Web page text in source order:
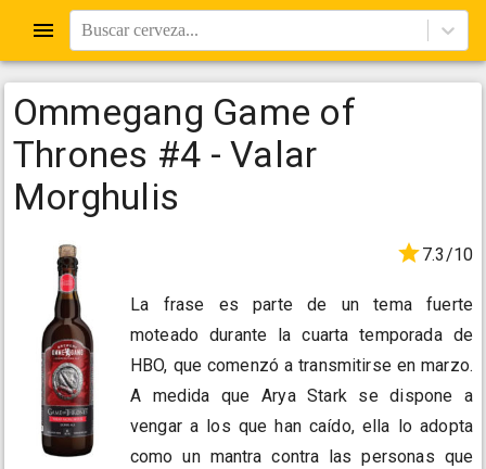
Buscar cerveza...
Ommegang Game of
Thrones #4 - Valar
Morghulis
7.3/10
La frase es parte de un tema fuerte
moteado durante la cuarta temporada de
HBO, que comenzó a transmitirse en marzo.
A medida que Arya Stark se dispone a
vengar a los que han caído, ella lo adopta
como un mantra contra las personas que